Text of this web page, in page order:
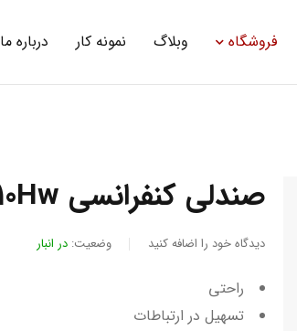
فروشگاه وبلاگ نمونه کار درباره ما
صندلی کنفرانسی 3310Hw
دیدگاه خود را اضافه کنید وضعیت: در انبار
راحتی
تسهیل در ارتباطات